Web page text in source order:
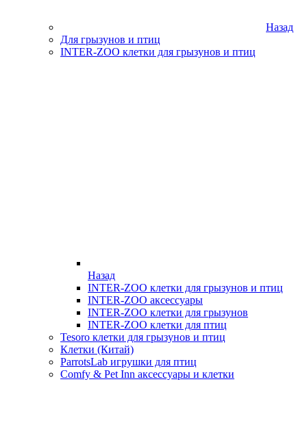
Назад
Для грызунов и птиц
INTER-ZOO клетки для грызунов и птиц
Назад
INTER-ZOO клетки для грызунов и птиц
INTER-ZOO аксессуары
INTER-ZOO клетки для грызунов
INTER-ZOO клетки для птиц
Tesoro клетки для грызунов и птиц
Клетки (Китай)
ParrotsLab игрушки для птиц
Comfy & Pet Inn аксессуары и клетки